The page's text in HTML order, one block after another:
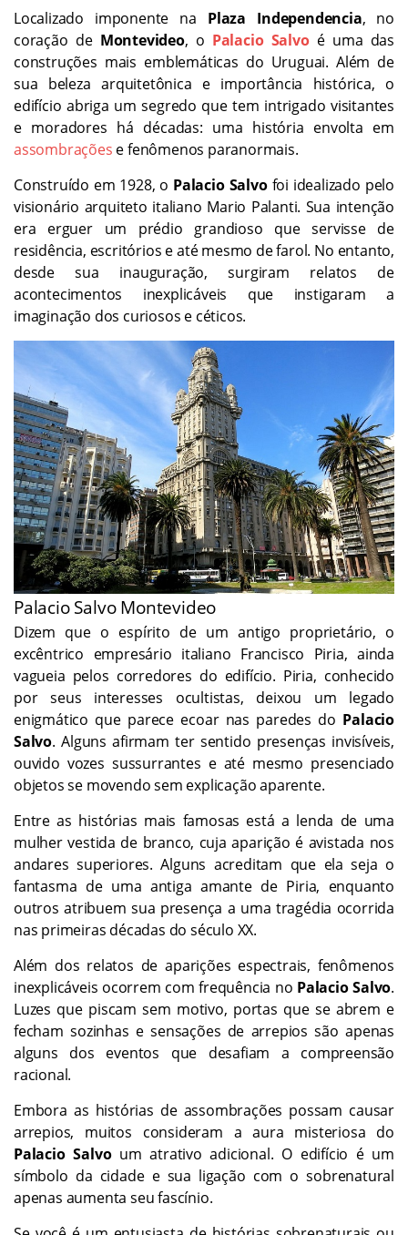
Localizado imponente na Plaza Independencia, no
coração de Montevideo, o Palacio Salvoé uma das
construções mais emblemáticas do Uruguai. Além de
sua beleza arquitetônica e importância histórica, o
edifício abriga um segredo que tem intrigado visitantes
e moradores há décadas: uma história envolta em
assombrações e fenômenos paranormais.
Construído em 1928, o Palacio Salvofoi idealizado pelo
visionário arquiteto italiano Mario Palanti. Sua intenção
era erguer um prédio grandioso que servisse de
residência, escritórios e até mesmo de farol. No entanto,
desde sua inauguração, surgiram relatos de
acontecimentos inexplicáveis que instigaram a
imaginação dos curiosos e céticos.
Palacio Salvo Montevideo
Dizem que o espírito de um antigo proprietário, o
excêntrico empresário italiano Francisco Piria, ainda
vagueia pelos corredores do edifício. Piria, conhecido
por seus interesses ocultistas, deixou um legado
enigmático que parece ecoar nas paredes do Palacio
Salvo. Alguns afirmam ter sentido presenças invisíveis,
ouvido vozes sussurrantes e até mesmo presenciado
objetos se movendo sem explicação aparente.
Entre as histórias mais famosas está a lenda de uma
mulher vestida de branco, cuja aparição é avistada nos
andares superiores. Alguns acreditam que ela seja o
fantasma de uma antiga amante de Piria, enquanto
outros atribuem sua presença a uma tragédia ocorrida
nas primeiras décadas do século XX.
Além dos relatos de aparições espectrais, fenômenos
inexplicáveis ocorrem com frequência no Palacio Salvo.
Luzes que piscam sem motivo, portas que se abrem e
fecham sozinhas e sensações de arrepios são apenas
alguns dos eventos que desafiam a compreensão
racional.
Embora as histórias de assombrações possam causar
arrepios, muitos consideram a aura misteriosa do
Palacio Salvoum atrativo adicional. O edifício é um
símbolo da cidade e sua ligação com o sobrenatural
apenas aumenta seu fascínio.